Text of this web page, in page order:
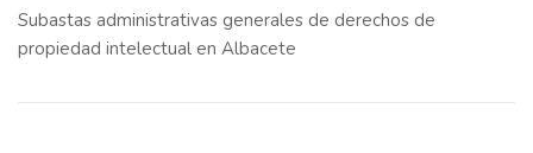
Subastas administrativas generales de derechos de
propiedad intelectual en Albacete